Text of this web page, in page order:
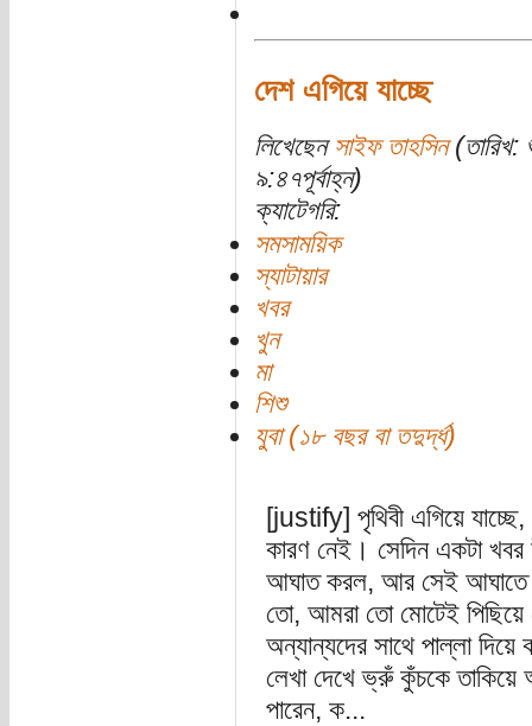
দেশ এগিয়ে যাচ্ছে
লিখেছেন সাইফ তাহসিন
৯:৪৭পূর্বাহ্ন)
ক্যাটেগরি:
সমসাময়িক
স্যাটায়ার
খবর
খুন
মা
শিশু
যুবা (১৮ বছর বা তদুর্দ্ধ)
[justify] পৃথিবী এগিয়ে
কারণ নেই। সেদিন একটা
আঘাত করল, আর সেই আঘাতে
তো, আমরা তো মোটেই পিছিয়ে
অন্যান্যদের সাথে পাল্লা
লেখা দেখে ভ্রুঁ কুঁচকে তাকিয়ে
পারেন, ক...